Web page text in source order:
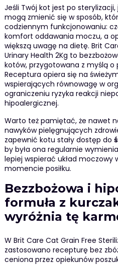
Jeśli Twój kot jest po
mogą zmienić się w sposób,
codziennym funkcjonowaniu:
komfort oddawania moczu, a
większą uwagę na dietę. Brit
Urinary Health 2Kg to
kotów, przygotowana z myślą o
Receptura opiera się na
wspierających równowagę w
ograniczeniu ryzyka reakcji
hipoalergicznej.
Warto też pamiętać, że nawet
nawyków pielęgnujących
zapewnić kotu stały dostęp do
by była ona regularnie
lepiej wspierać układ moczowy
momencie posiłku.
Bezzbożowa i
formuła z
wyróżnia tę
W Brit Care Cat Grain Free
zastosowano recepturę bez
ceniona przez opiekunów